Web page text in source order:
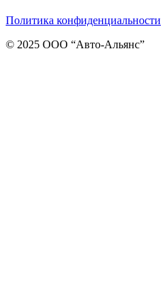
Политика конфиденциальности
© 2025 ООО “Авто-Альянс”